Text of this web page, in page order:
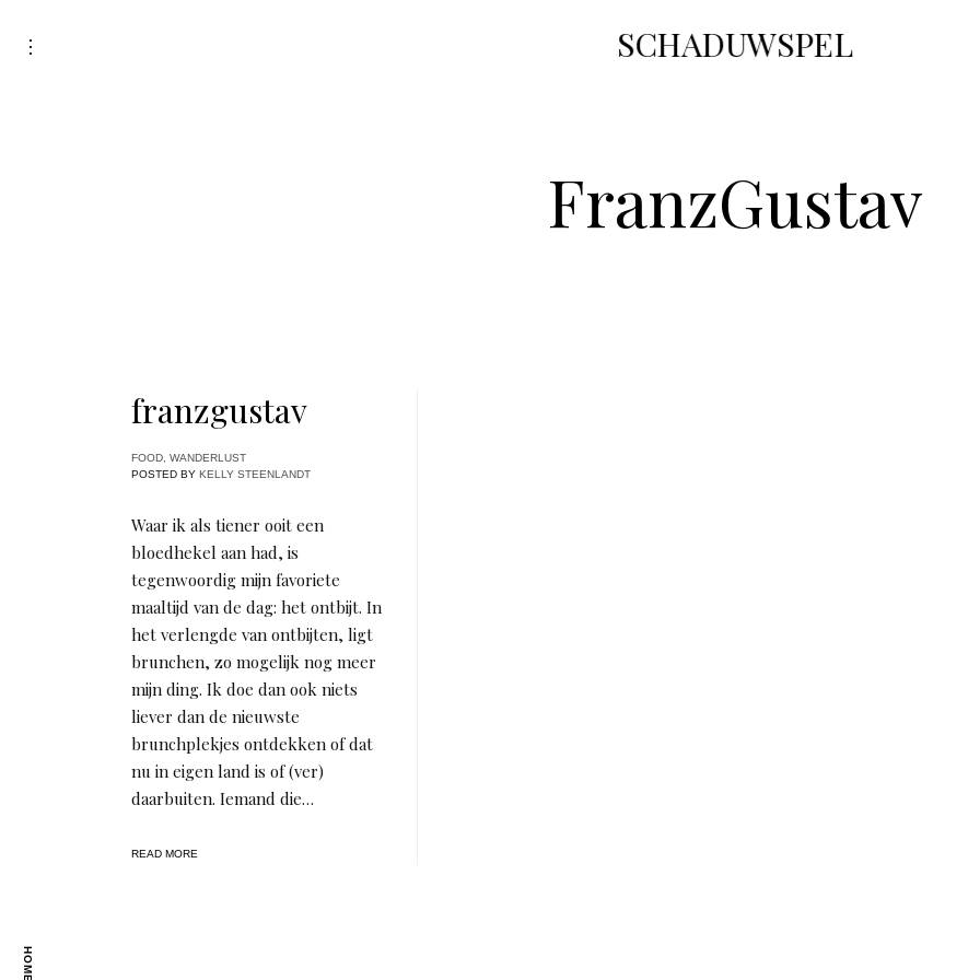
SCHADUWSPEL
toggle
HOME
FranzGustav
franzgustav
FOOD WANDERLUST
POSTED BY KELLY STEENLANDT
Waar ik als tiener ooit een
bloedhekel aan had, is
tegenwoordig mijn favoriete
maaltijd van de dag: het ontbijt. In
het verlengde van ontbijten, ligt
brunchen, zo mogelijk nog meer
mijn ding. Ik doe dan ook niets
liever dan de nieuwste
brunchplekjes ontdekken of dat
nu in eigen land is of (ver)
daarbuiten. Iemand die…
READ MORE